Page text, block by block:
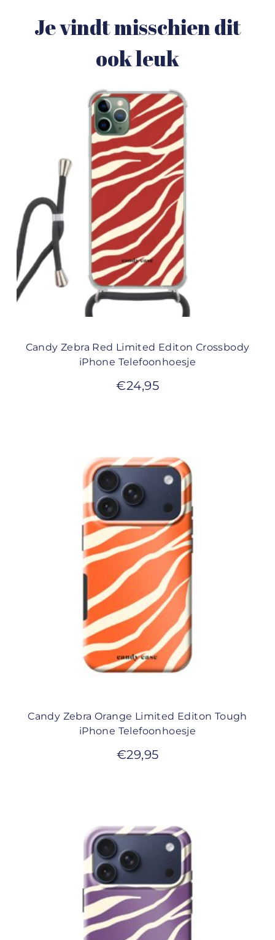
Je vindt misschien dit
ook leuk
Candy Zebra Red Limited Editon Crossbody
iPhone Telefoonhoesje
€24,95
Candy Zebra Orange Limited Editon Tough
iPhone Telefoonhoesje
€29,95